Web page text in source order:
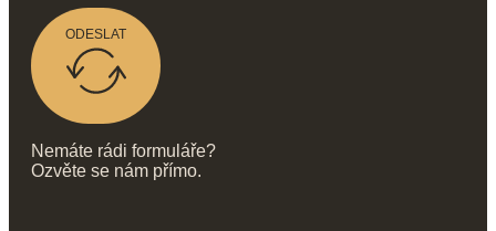
ODESLAT
Nemáte rádi formuláře?
Ozvěte se nám přímo.